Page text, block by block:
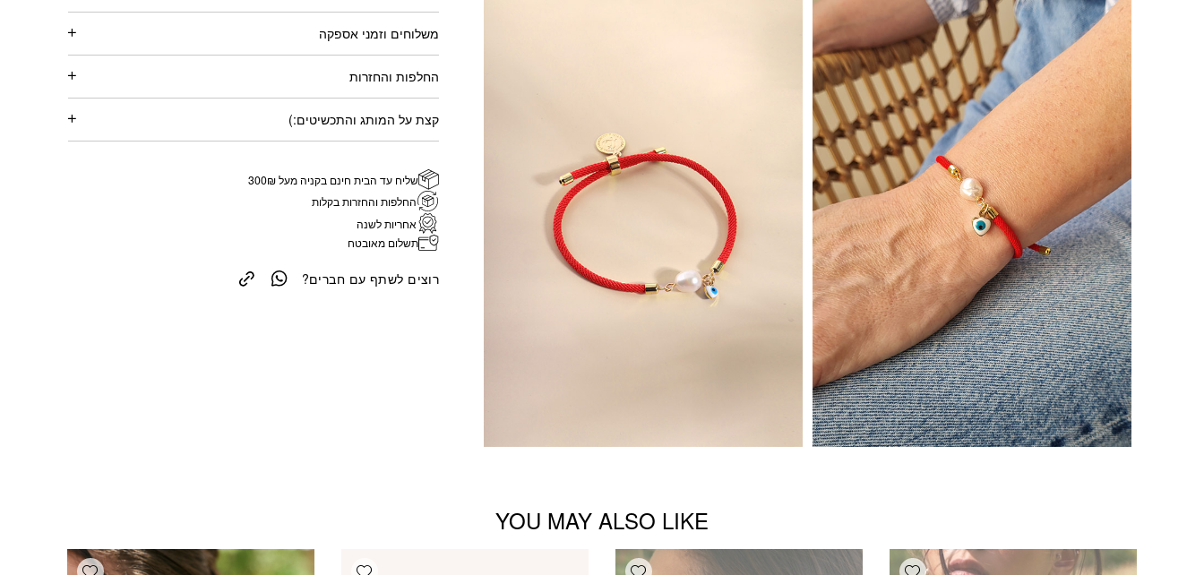
משלוחים וזמני אספקה
החלפות והחזרות
קצת על המותג והתכשיטים:)
שליח עד הבית חינם בקניה מעל 300₪
החלפות והחזרות בקלות
אחריות לשנה
תשלום מאובטח
רוצים לשתף עם חברים?
YOU MAY ALSO LIKE
Add wishlist
Add wishlist
Add wishlist
Add wishlist